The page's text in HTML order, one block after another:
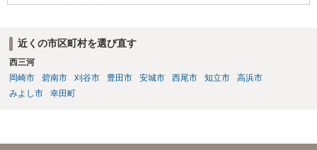
を定めることによって、「これをもってお互いに今後一切請求しな
としての回答となります。 詳細なご事情をお伺いすればより適切な回
答ができるかと存じます。 弁護士に相談すべき事案かと存じますの
で、お早めにご相談されることをお勧めいたします。
近くの市区町村を選び直す
西三河
岡崎市
碧南市 刈谷市 豊田市 安城市 西尾市 知立市
高浜市
みよし市
幸田町